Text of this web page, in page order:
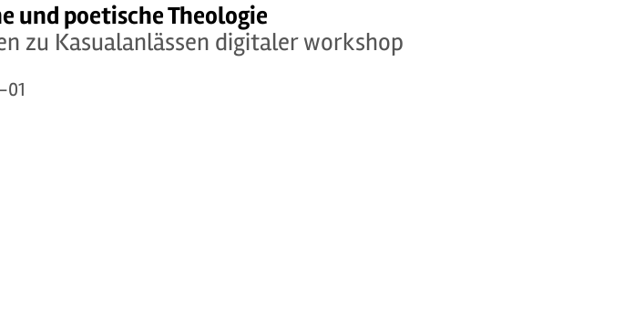
und poetische Theologie
zu Kasualanlässen digitaler workshop